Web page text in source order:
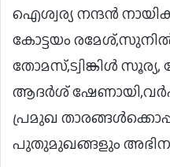
ഐശ്വര്യ നന്ദൻ
കോട്ടയം
തോമസ്,ട്വിങ്കിൾ
ആദർശ്
പ്രമുഖ
പുതുമുഖങ്ങളും